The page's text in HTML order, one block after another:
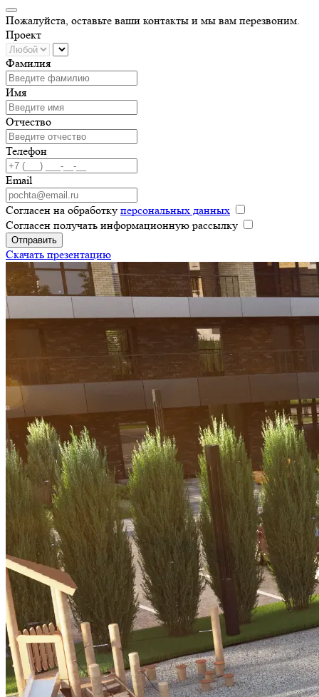
Пожалуйста, оставьте ваши контакты и мы вам перезвоним.
Проект
Фамилия
Имя
Отчество
Телефон
Email
Согласен на обработку персональных данных
Согласен получать информационную рассылку
Отправить
Скачать презентацию